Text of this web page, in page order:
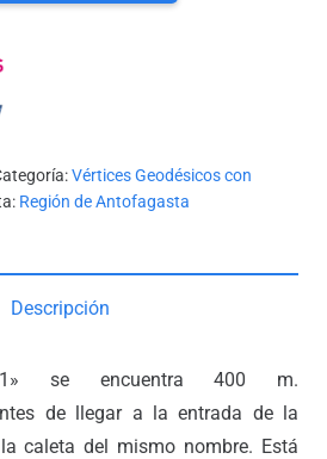
Vértices Geodésicos con
Región de Antofagasta
Descripción
se encuentra 400 m.
de llegar a la entrada de la
caleta del mismo nombre. Está